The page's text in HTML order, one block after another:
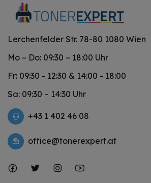
Lerchenfelder Str. 78-80 1080 Wien
Mo – Do: 09:30 – 18:00 Uhr
Fr: 09:30 - 12:30 & 14:00 - 18:00
Sa: 09:30 – 14:30 Uhr
+43 1 402 46 08
office@tonerexpert.at